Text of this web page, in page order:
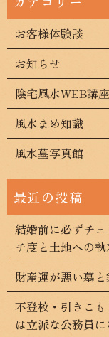
お客様体験談
お知らせ
陰宅風水WEB講座
風水まめ知識
風水墓写真館
結婚前に必ずチ
チ度と土地への執
財産運が悪い墓と
不登校・引きこ
は立派な公務員